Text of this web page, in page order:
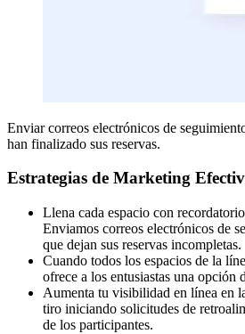
Enviar correos electrónicos de
han finalizado sus reservas.
Estrategias de Marketing
Llena cada espacio con
Enviamos correos electrónicos de
que dejan sus reservas incompletas.
Cuando todos los espacios de la
ofrece a los entusiastas una opción
Aumenta tu visibilidad en línea en
tiro iniciando solicitudes de
de los participantes.